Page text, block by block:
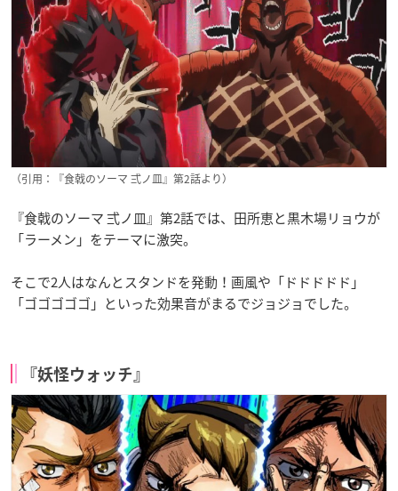
（引用：『食戟のソーマ 弍ノ皿』第2話より）
『食戟のソーマ 弍ノ皿』第2話では、田所恵と黒木場リョウが
「ラーメン」をテーマに激突。
そこで2人はなんとスタンドを発動！画風や「ドドドドド」
「ゴゴゴゴゴ」といった効果音がまるでジョジョでした。
『妖怪ウォッチ』